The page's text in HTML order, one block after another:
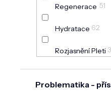
Regenerace 51
Hydratace 62
Rozjasnění Pleti
7
Problematika -